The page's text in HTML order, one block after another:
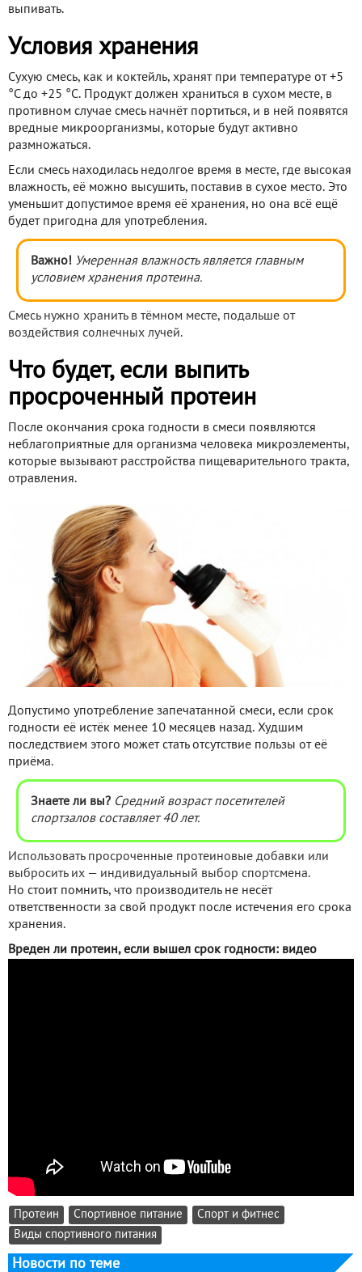
выпивать.
Условия хранения
Сухую смесь, как и коктейль, хранят при температуре от +5
°С до +25 °С. Продукт должен храниться в сухом месте, в
противном случае смесь начнёт портиться, и в ней появятся
вредные микроорганизмы, которые будут активно
размножаться.
Если смесь находилась недолгое время в месте, где высокая
влажность, её можно высушить, поставив в сухое место. Это
уменьшит допустимое время её хранения, но она всё ещё
будет пригодна для употребления.
Важно! Умеренная влажность является главным
условием хранения протеина.
Смесь нужно хранить в тёмном месте, подальше от
воздействия солнечных лучей.
Что будет, если выпить
просроченный протеин
После окончания срока годности в смеси появляются
неблагоприятные для организма человека микроэлементы,
которые вызывают расстройства пищеварительного тракта,
отравления.
Допустимо употребление запечатанной смеси, если срок
годности её истёк менее 10 месяцев назад. Худшим
последствием этого может стать отсутствие пользы от её
приёма.
Знаете ли вы? Средний возраст посетителей
спортзалов составляет 40 лет.
Использовать просроченные протеиновые добавки или
выбросить их — индивидуальный выбор спортсмена.
Но стоит помнить, что производитель не несёт
ответственности за свой продукт после истечения его срока
хранения.
Вреден ли протеин, если вышел срок годности: видео
Протеин Спортивное питание
Спорт и фитнес
Виды спортивного питания
Новости по теме